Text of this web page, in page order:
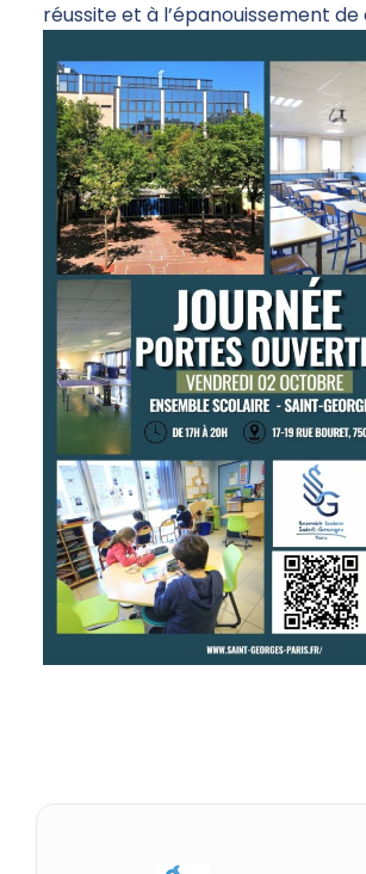
réussite et à l’épanouissement de